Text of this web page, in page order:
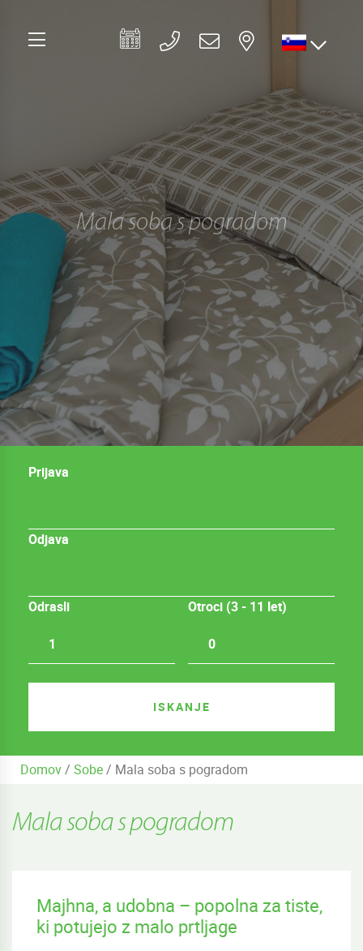
Mala soba s pogradom
Prijava
Odjava
Odrasli
1
Otroci (3 - 11 let)
0
Domov/ Sobe/ Mala soba s pogradom
Mala soba s pogradom
Majhna, a udobna – popolna za tiste,
ki potujejo z malo prtljage